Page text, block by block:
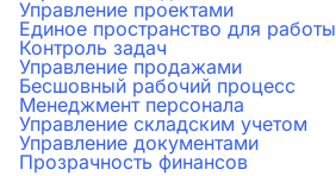
Управление проектами
Единое пространство для работы
Контроль задач
Управление продажами
Бесшовный рабочий процесс
Менеджмент персонала
Управление складским учетом
Управление документами
Прозрачность финансов